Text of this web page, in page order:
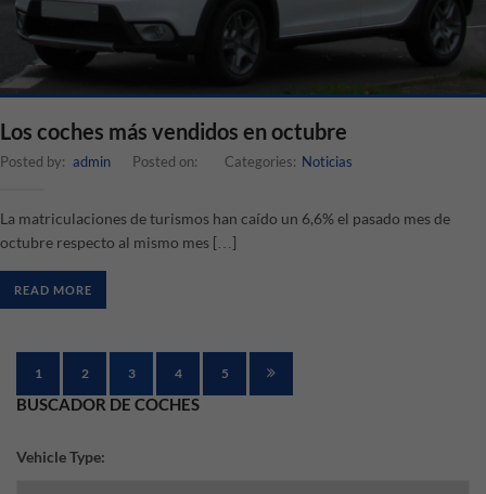
Los coches más vendidos en octubre
Posted by: admin Posted on: Categories: Noticias
La matriculaciones de turismos han caído un 6,6% el pasado mes de
octubre respecto al mismo mes […]
READ MORE
1 2 3 4 5
BUSCADOR DE COCHES
Vehicle Type: